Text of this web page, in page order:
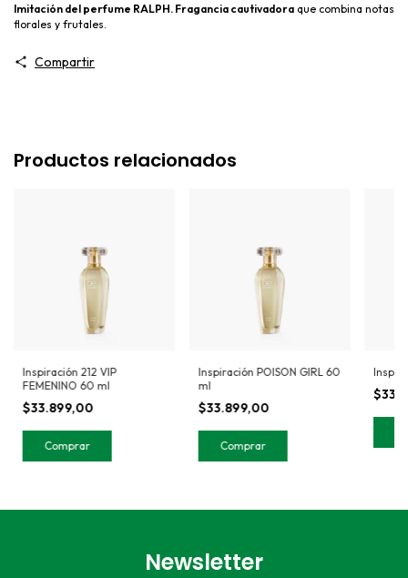
Imitación del perfume RALPH. Fragancia cautivadora que combina notas
florales y frutales.
Compartir
Productos relacionados
Inspiración 212 VIP
FEMENINO 60 ml
$33.899,00
Inspiración POISON GIRL 60
ml
$33.899,00
Newsletter